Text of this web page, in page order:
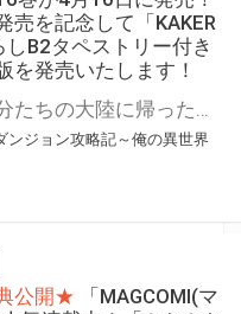
売を記念して「KAKER
B2タペストリー付き
を発売いたします！
ンジョン攻略記～俺の異世界
公開★
「MAGCOMI(マ